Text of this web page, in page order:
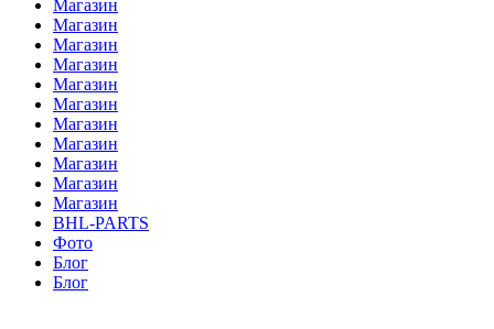
Магазин
Магазин
Магазин
Магазин
Магазин
Магазин
Магазин
Магазин
Магазин
Магазин
Магазин
BHL-PARTS
Фото
Блог
Блог